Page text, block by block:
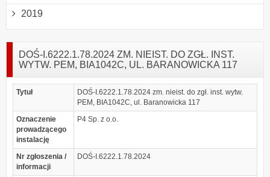
2019
DOŚ-I.6222.1.78.2024 ZM. NIEIST. DO ZGŁ. INST.
WYTW. PEM, BIA1042C, UL. BARANOWICKA 117
Tytuł
DOŚ-I.6222.1.78.2024 zm. nieist. do zgł. inst. wytw.
PEM, BIA1042C, ul. Baranowicka 117
Oznaczenie
prowadzącego
instalację
P4 Sp. z o.o.
Nr zgłoszenia /
informacji
DOŚ-I.6222.1.78.2024